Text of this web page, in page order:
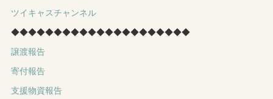
ツイキャスチャンネル
◆◆◆◆◆◆◆◆◆◆◆◆◆◆◆◆◆◆◆◆◆
譲渡報告
寄付報告
支援物資報告